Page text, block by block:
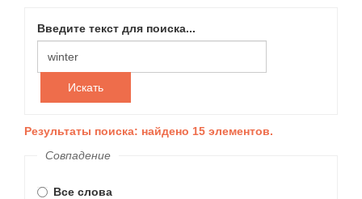
Введите текст для поиска...
Искать
Результаты поиска: найдено 15 элементов.
Совпадение
Все слова